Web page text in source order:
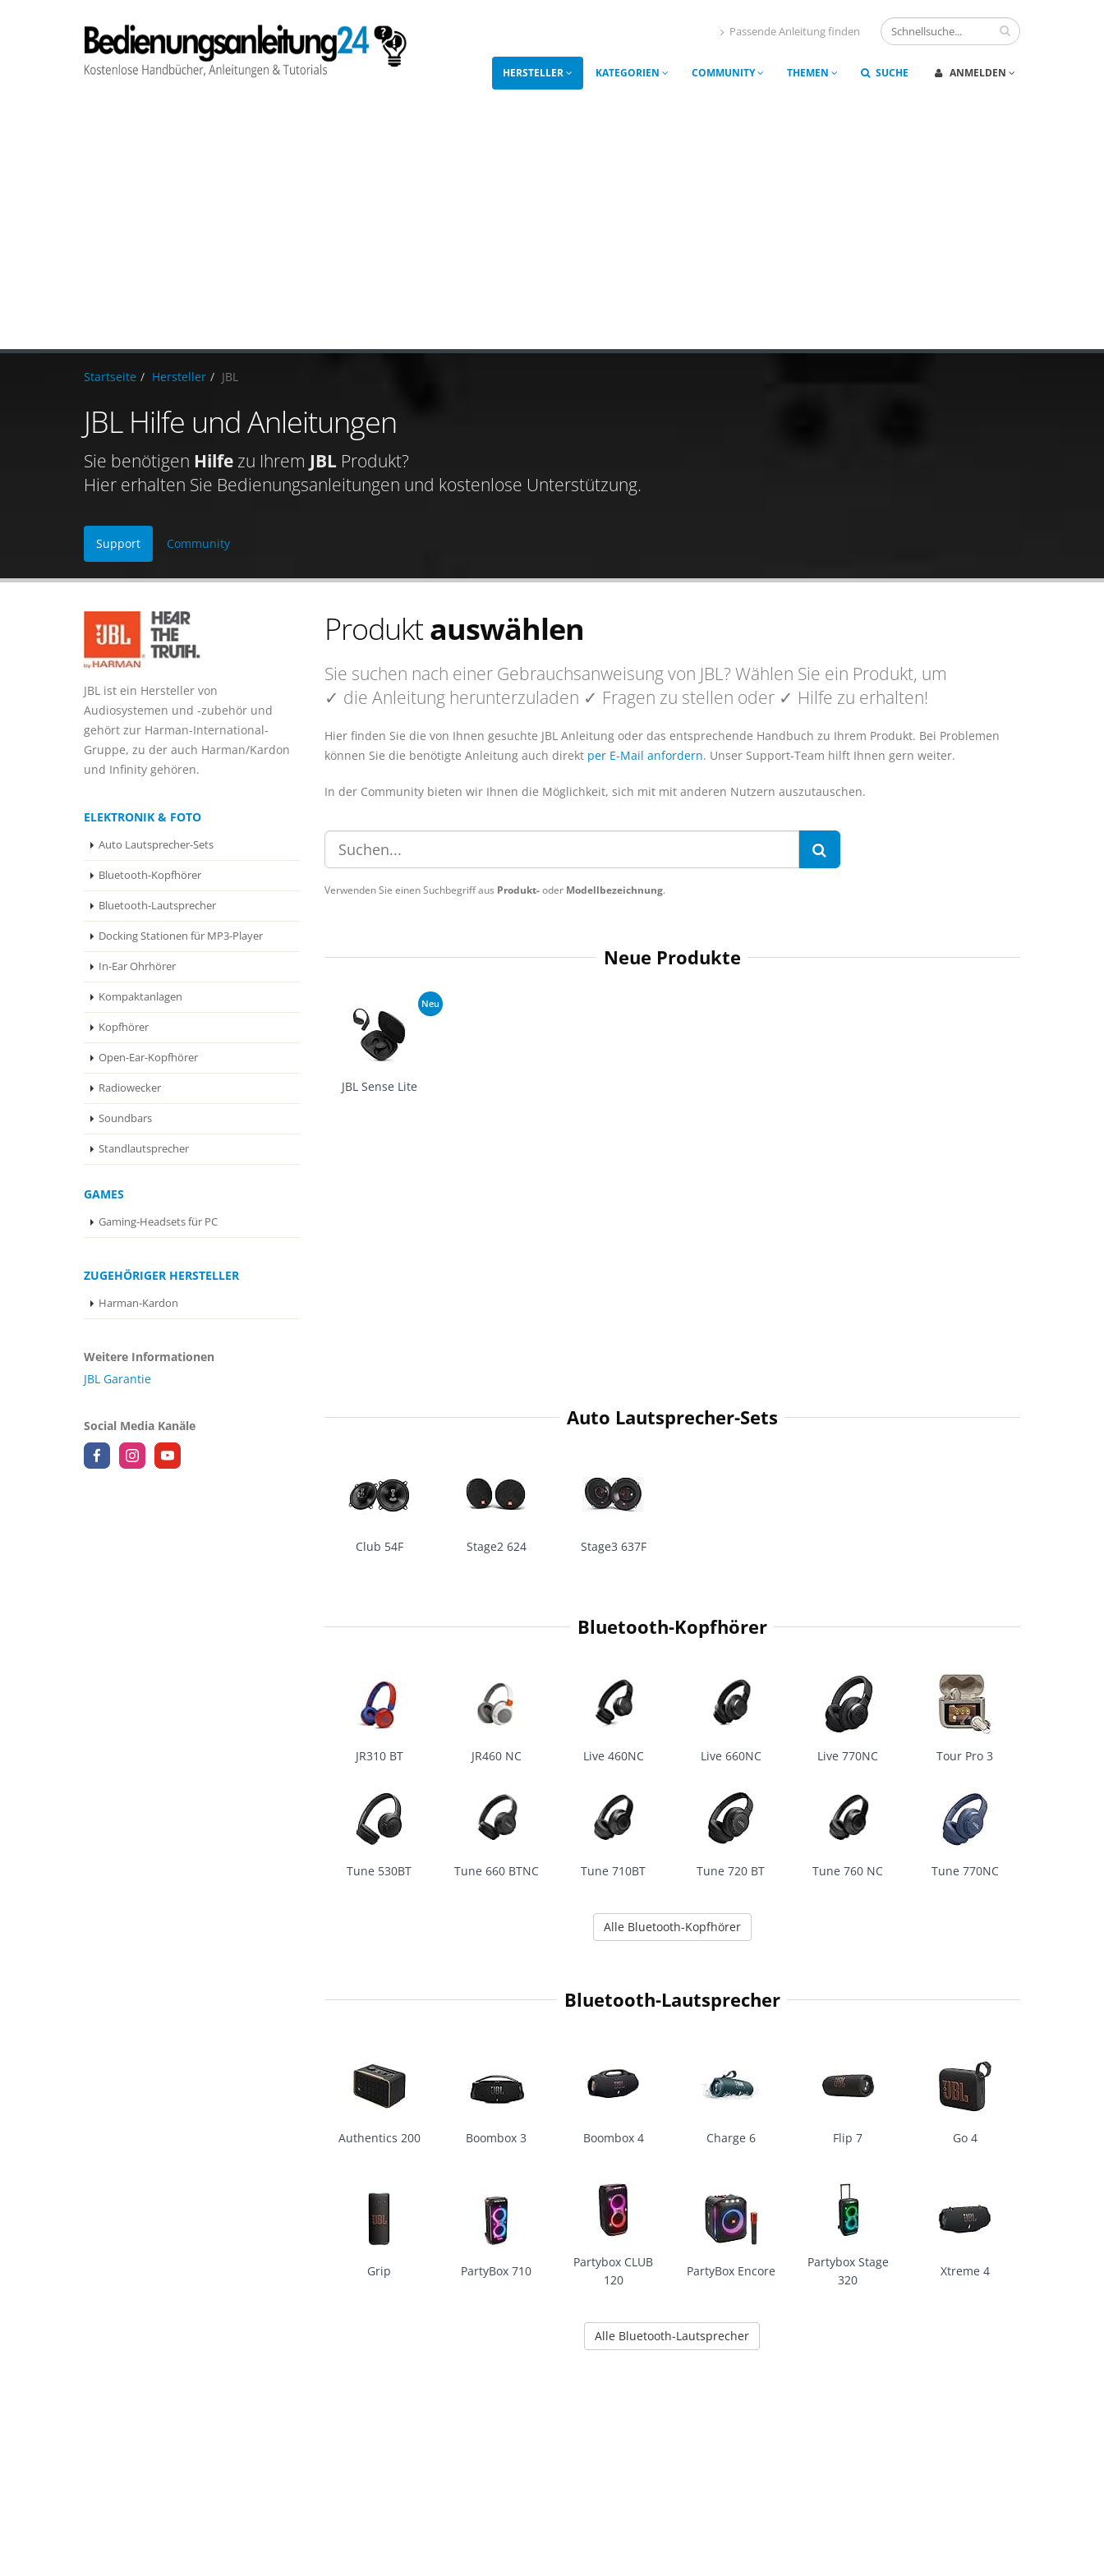
Passende Anleitung finden
HERSTELLER KATEGORIEN COMMUNITY THEMEN SUCHE ANMELDEN
Startseite Hersteller JBL
JBL Hilfe und Anleitungen
Sie benötigen Hilfezu Ihrem JBL Produkt?
Hier erhalten Sie Bedienungsanleitungen und kostenlose Unterstützung.
Support Community
JBL ist ein Hersteller von
Audiosystemen und -zubehör und
gehört zur Harman-International-
Gruppe, zu der auch Harman/Kardon
und Infinity gehören.
ELEKTRONIK & FOTO
Auto Lautsprecher-Sets
Bluetooth-Kopfhörer
Bluetooth-Lautsprecher
Docking Stationen für MP3-Player
In-Ear Ohrhörer
Kompaktanlagen
Kopfhörer
Open-Ear-Kopfhörer
Radiowecker
Soundbars
Standlautsprecher
GAMES
Gaming-Headsets für PC
ZUGEHÖRIGER HERSTELLER
Harman-Kardon
Weitere Informationen
JBL Garantie
Social Media Kanäle
Produktauswählen
Sie suchen nach einer Gebrauchsanweisung von JBL? Wählen Sie ein Produkt, um
✓ die Anleitungherunterzuladen ✓ Fragen zu stellen oder ✓ Hilfe zu erhalten!
Hier finden Sie die von Ihnen gesuchte JBL Anleitung oder das entsprechende Handbuch zu Ihrem Produkt. Bei Problemen
können Sie die benötigte Anleitung auch direkt per E-Mail anfordern. Unser Support-Team hilft Ihnen gern weiter.
In der Community bieten wir Ihnen die Möglichkeit, sich mit mit anderen Nutzern auszutauschen.
Verwenden Sie einen Suchbegriff aus Produkt-oder Modellbezeichnung.
Neue Produkte
Neu
JBL Sense Lite
Auto Lautsprecher-Sets
Club 54F Stage2 624 Stage3 637F
Bluetooth-Kopfhörer
JR310 BT JR460 NC Live 460NC Live 660NC Live 770NC Tour Pro 3
Tune 530BT Tune 660 BTNC Tune 710BT Tune 720 BT Tune 760 NC Tune 770NC
Alle Bluetooth-Kopfhörer
Bluetooth-Lautsprecher
Authentics 200 Boombox 3 Boombox 4 Charge 6 Flip 7 Go 4
Grip PartyBox 710
Partybox CLUB
120
PartyBox Encore
Partybox Stage
320
Xtreme 4
Alle Bluetooth-Lautsprecher